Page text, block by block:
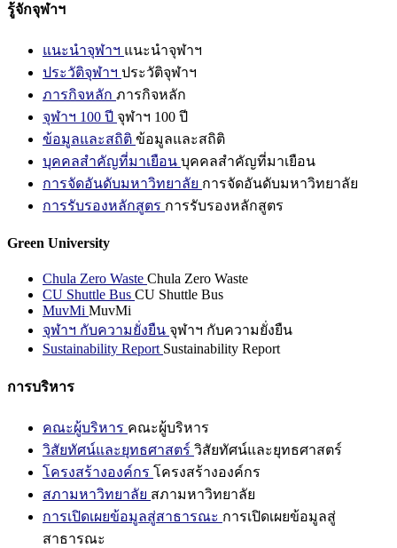
รู้จักจุฬาฯ
แนะนำจุฬาฯ แนะนำจุฬาฯ
ประวัติจุฬาฯ ประวัติจุฬาฯ
ภารกิจหลัก ภารกิจหลัก
จุฬาฯ 100 ปี จุฬาฯ 100 ปี
ข้อมูลและสถิติ ข้อมูลและสถิติ
บุคคลสำคัญที่มาเยือน บุคคลสำคัญที่มาเยือน
การจัดอันดับมหาวิทยาลัย การจัดอันดับมหาวิทยาลัย
การรับรองหลักสูตร การรับรองหลักสูตร
Green University
Chula Zero Waste Chula Zero Waste
CU Shuttle Bus CU Shuttle Bus
MuvMi MuvMi
จุฬาฯ กับความยั่งยืน จุฬาฯ กับความยั่งยืน
Sustainability Report Sustainability Report
การบริหาร
คณะผู้บริหาร คณะผู้บริหาร
วิสัยทัศน์และยุทธศาสตร์ วิสัยทัศน์และยุทธศาสตร์
โครงสร้างองค์กร โครงสร้างองค์กร
สภามหาวิทยาลัย สภามหาวิทยาลัย
การเปิดเผยข้อมูลสู่สาธารณะ การเปิดเผยข้อมูลสู่
สาธารณะ